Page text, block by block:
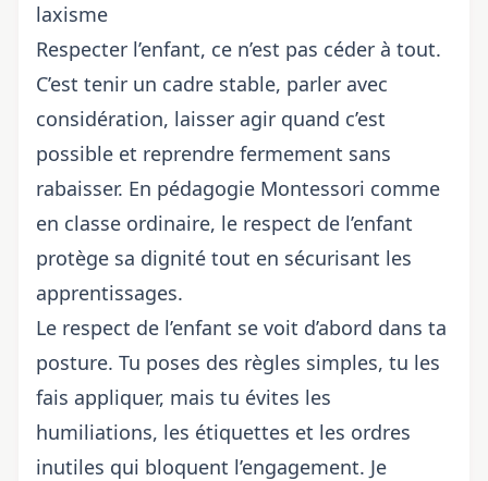
laxisme
Respecter l’enfant, ce n’est pas céder à tout.
C’est tenir un cadre stable, parler avec
considération, laisser agir quand c’est
possible et reprendre fermement sans
rabaisser. En pédagogie Montessori comme
en classe ordinaire, le respect de l’enfant
protège sa dignité tout en sécurisant les
apprentissages.
Le respect de l’enfant se voit d’abord dans ta
posture. Tu poses des règles simples, tu les
fais appliquer, mais tu évites les
humiliations, les étiquettes et les ordres
inutiles qui bloquent l’engagement. Je